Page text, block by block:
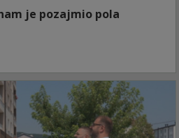
je pozajmio pola